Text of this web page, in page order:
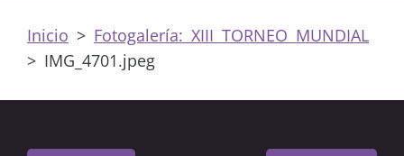
Inicio > Fotogalería: XIII TORNEO MUNDIAL
> IMG_4701.jpeg